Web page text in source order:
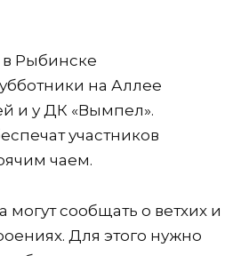
в Рыбинске
на Аллее
и у ДК «Вымпел».
участников
чаем.
сообщать о ветхих и
Для этого нужно